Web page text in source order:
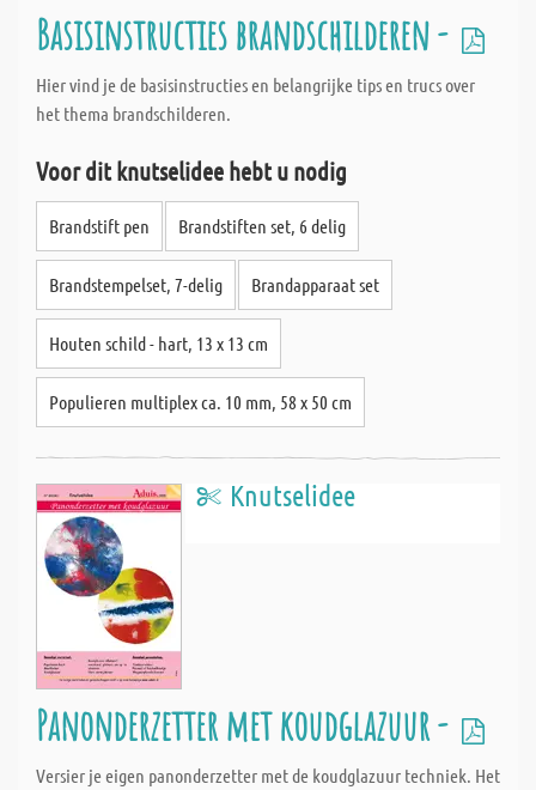
Basisinstructies brandschilderen -
Hier vind je de basisinstructies en belangrijke tips en trucs over
het thema brandschilderen.
Voor dit knutselidee hebt u nodig
Brandstift pen Brandstiften set, 6 delig
Brandstempelset, 7-delig Brandapparaat set
Houten schild - hart, 13 x 13 cm
Populieren multiplex ca. 10 mm, 58 x 50 cm
Knutselidee
Panonderzetter met koudglazuur -
Versier je eigen panonderzetter met de koudglazuur techniek. Het